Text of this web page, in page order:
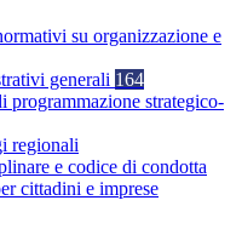
su organizzazione e
generali 164
programmazione strategico-
regionali
e codice di condotta
cittadini e imprese